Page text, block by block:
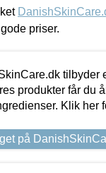
priser.
tilbyder
produkter får du
Klik her
på